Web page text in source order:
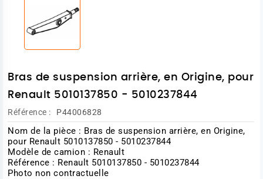
Bras de suspension arrière, en Origine, pour
Renault 5010137850 - 5010237844
Référence : P44006828
Nom de la pièce : Bras de suspension arrière, en Origine,
pour Renault 5010137850 - 5010237844
Modèle de camion : Renault
Référence : Renault 5010137850 - 5010237844
Photo non contractuelle